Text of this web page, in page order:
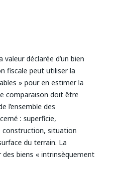
valeur déclarée d’un bien
fiscale peut utiliser la
» pour en estimer la
comparaison doit être
l’ensemble des
: superficie,
situation
du terrain. La
biens « intrinsèquement